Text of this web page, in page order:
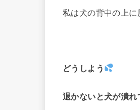
私は犬の背中の上に
どうしよう
退かないと犬が潰れ